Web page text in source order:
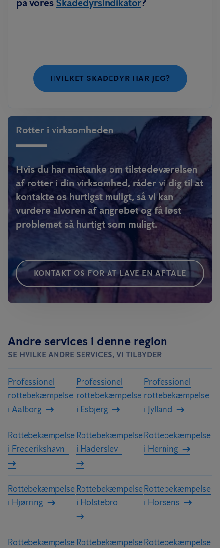
på vores Skadedyrsindikator?
HVILKET SKADEDYR HAR JEG?
Rotter i virksomheden
Hvis du har mistanke om tilstedeværelsen
af rotter i din virksomhed, råder vi dig til at
kontakte os hurtigst muligt, så vi kan
vurdere alvoren af angrebet og få løst
problemet så hurtigt som muligt.
KONTAKT OS FOR AT LAVE EN AFTALE
Andre services i denne region
SE HVILKE ANDRE SERVICES, VI TILBYDER
Professionel
rottebekæmpelse
i Aalborg
Professionel
rottebekæmpelse
i Esbjerg
Professionel
rottebekæmpelse
i Jylland
Rottebekæmpelse
i Frederikshavn
Rottebekæmpelse
i Haderslev
Rottebekæmpelse
i Herning
Rottebekæmpelse
i Hjørring
Rottebekæmpelse
i Holstebro
Rottebekæmpelse
i Horsens
RottebekæmpelseRottebekæmpelseRottebekæmpelse